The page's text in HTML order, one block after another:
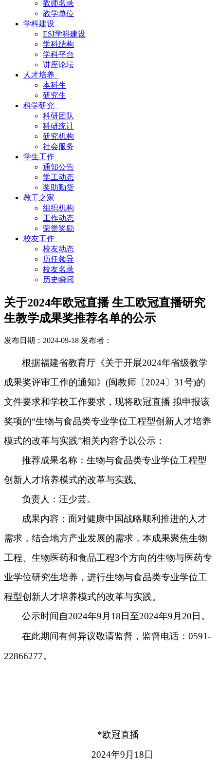
教师名录
教学单位
学科建设
ESI学科建设
学科结构
学科平台
讲座论坛
人才培养
本科生
研究生
科学研究
科研团队
科研统计
研究机构
社会服务
学生工作
通知公告
学工动态
奖助勤贷
教工之家
组织机构
工作动态
荣誉奖励
校友工作
校友动态
历任领导
校友名录
历史瞬间
关于2024年欧冠直播 生工欧冠直播研究
生教学成果奖推荐名单的公示
发布日期：2024-09-18 发布者：
根据福建省教育厅《关于开展2024年省级教学
成果奖评审工作的通知》(闽教师〔2024〕31号)的
文件要求和学校工作要求，现将欧冠直播 拟申报该
奖项的“生物与食品类专业学位工程型创新人才培养
模式的改革与实践”相关内容予以公示：
推荐成果名称： 生物与食品类专业学位工程型
创新人才培养模式的改革与实践。
负责人：汪少芸。
成果内容：面对健康中国战略顺利推进的人才
需求，结合地方产业发展的需求，本成果聚焦生物
工程、生物医药和食品工程3个方向的生物与医药专
业学位研究生培养，进行生物与食品类专业学位工
程型创新人才培养模式的改革与实践。
公示时间自2024年9 月 18日至2024年9 月 20日。
在此期间有何异议敬请监督， 监督电话 ：0591-
22866277。
*欧冠直播
2024年9 月 18日